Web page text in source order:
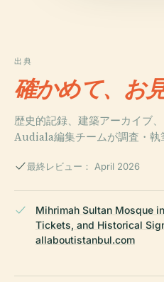
出典
確かめて、お
歴史的記録、建築アーカイブ
Audiala編集チームが調査・執
最終レビュー： April 2026
Mihrimah Sultan Mosque
Tickets, and Historical
allaboutistanbul.com